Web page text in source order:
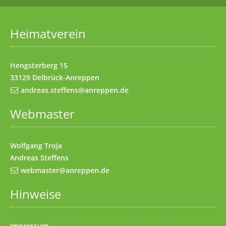
Startseite(Access key 1)
Impressum(Access key 8)
Kontakt(Access key 9)
Heimatverein
Hengsterberg 15
33129 Delbrück-Anreppen
andreas.steffens@anreppen.de
Webmaster
Wolfgang Troja
Andreas Steffens
webmaster@anreppen.de
Hinweise